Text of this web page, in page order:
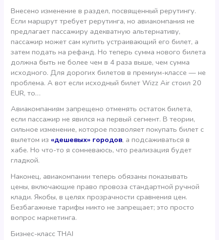
Внесено изменение в раздел, посвященный рерутингу.
Если маршрут требует рерутинга, но авиакомпания не
предлагает пассажиру адекватную альтернативу,
пассажир может сам купить устраивающий его билет, а
затем подать на рефанд. Но теперь сумма нового билета
должна быть не более чем в 4 раза выше, чем сумма
исходного. Для дорогих билетов в премиум-классе — не
проблема. А вот если исходный билет Wizz Air стоил 20
EUR, то…
Авиакомпаниям запрещено отменять остаток билета,
если пассажир не явился на первый сегмент. В теории,
сильное изменение, которое позволяет покупать билет с
вылетом из«дешевых» городов, а подсаживаться в
хабе. Но что-то я сомневаюсь, что реализация будет
гладкой.
Наконец, авиакомпании теперь обязаны показывать
цены, включающие право провоза стандартной ручной
клади. Якобы, в целях прозрачности сравнения цен.
Безбагажные тарифы никто не запрещает; это просто
вопрос маркетинга.
Бизнес-класс THAI